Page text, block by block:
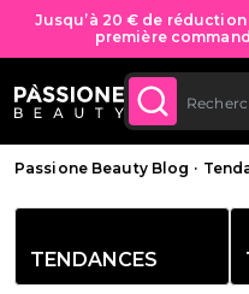
première
Livraison gratuite sur
partir de
CONTENU
Fil d'Ariane
Passione Beauty Blog ·
TENDANCES